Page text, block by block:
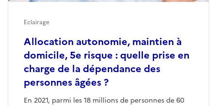
Allocation autonomie, maintien à
domicile, 5e risque : quelle prise en
charge de la dépendance des
personnes âgées ?
En 2021, parmi les 18 millions de personnes de 60
Eclairage